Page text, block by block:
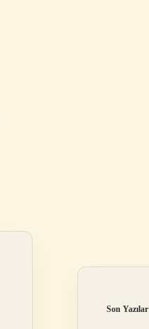
Son Yazılar